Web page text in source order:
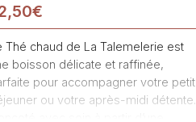
€
Thé chaud de La Talemelerie est
boisson délicate et raffinée,
pour accompagner votre petit
ou votre après-midi détente.